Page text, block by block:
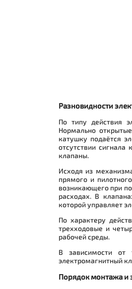
Разновидности
По типу действия
Нормально
катушку подаётся
отсутствии
клапаны.
Исходя из
прямого и
возникающего при
расходах. В
которой управляет
По характеру
трехходовые и
рабочей среды.
В зависимости от
электромагнитный
Порядок монтажа и